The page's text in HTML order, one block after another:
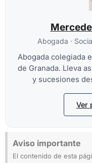
Abogada ·
Abogada colegiada
de Granada. Lleva
y sucesiones
Ver
Aviso importante
El contenido de esta